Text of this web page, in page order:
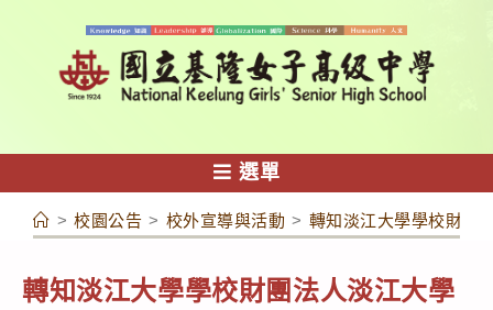
容
選單
> 校園公告 > 校外宣導與活動 > 轉知淡江大學學校財團
轉知淡江大學學校財團法人淡江大學